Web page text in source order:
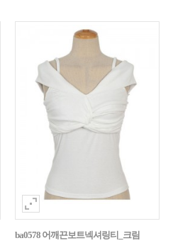
ba0578 어깨끈보트넥셔링티_크림